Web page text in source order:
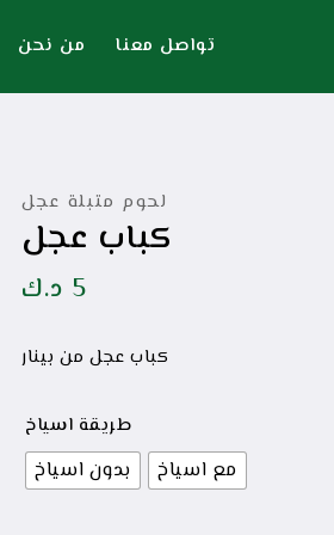
من نحن تواصل معنا
لحوم متبلة عجل
كباب عجل
5 د.ك
كباب عجل من بينار
طريقة اسياخ
بدون اسياخ مع اسياخ